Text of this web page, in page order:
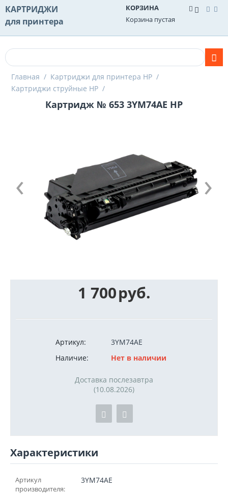
КАРТРИДЖИ
для принтера
КОРЗИНА
Корзина пустая
Главная / Картриджи для принтера HP /
Картриджи струйные HP /
Картридж № 653 3YM74AE HP
1 700руб.
Артикул:
3YM74AE
Наличие:
Нет в наличии
Доставка послезавтра
(10.08.2026)
Характеристики
Артикул
производителя:
3YM74AE